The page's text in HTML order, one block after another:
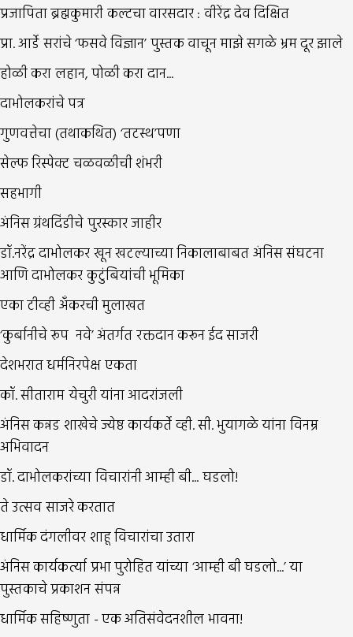
प्रजापिता ब्रह्मकुमारी कल्टचा वारसदार : वीरेंद्र देव दिक्षित
प्रा. आर्डे सरांचे ‘फसवे विज्ञान’ पुस्तक वाचून माझे सगळे भ्रम दूर झाले
होळी करा लहान, पोळी करा दान...
दाभोलकरांचे पत्र
गुणवत्तेचा (तथाकथित) ‘तटस्थ’पणा
सेल्फ रिस्पेक्ट चळवळीची शंभरी
सहभागी
अंनिस ग्रंथदिंडीचे पुरस्कार जाहीर
डॉ.नरेंद्र दाभोलकर खून खटल्याच्या निकालाबाबत अंनिस संघटना
आणि दाभोलकर कुटुंबियांची भूमिका
एका टीव्ही अंँकरची मुलाखत
‘कुर्बानीचे रूप नवे’ अंतर्गत रक्तदान करून ईद साजरी
देशभरात धर्मनिरपेक्ष एकता
कॉ. सीताराम येचुरी यांना आदरांजली
अंनिस कन्नड शाखेचे ज्येष्ठ कार्यकर्ते व्ही. सी. भुयागळे यांना विनम्र
अभिवादन
डॉ. दाभोलकरांच्या विचारांनी आम्ही बी... घडलो!
ते उत्सव साजरे करतात
धार्मिक दंगलीवर शाहू विचारांचा उतारा
अंनिस कार्यकर्त्या प्रभा पुरोहित यांच्या ‘आम्ही बी घडलो...’ या
पुस्तकाचे प्रकाशन संपन्न
धार्मिक सहिष्णुता - एक अतिसंवेदनशील भावना!